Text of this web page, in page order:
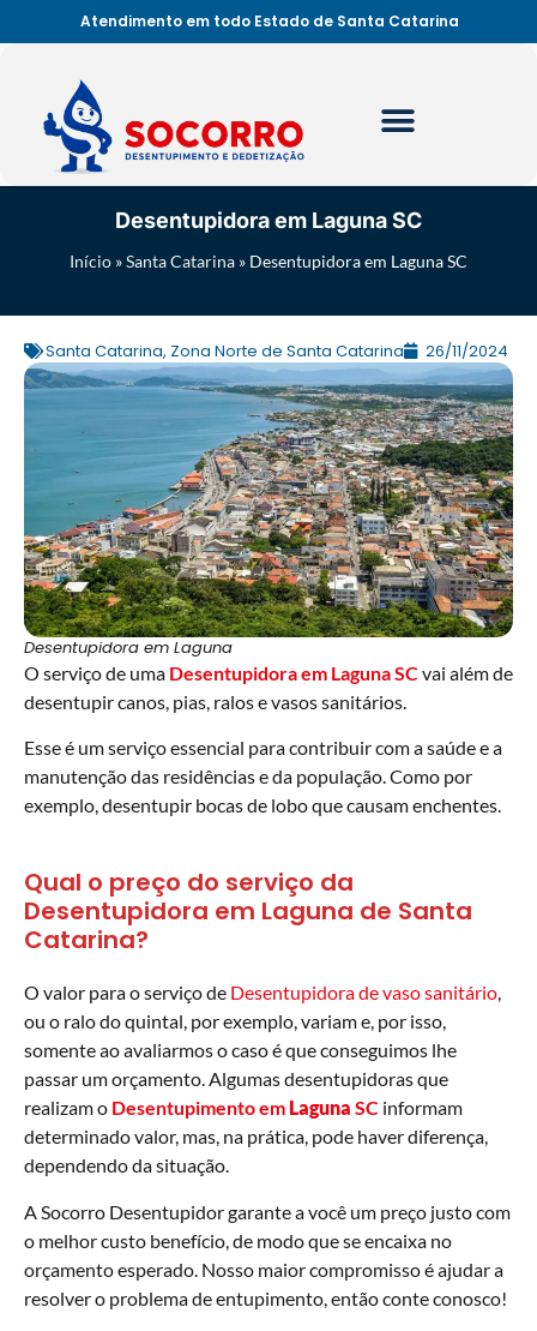
Atendimento em todo Estado de Santa Catarina
Desentupidora em Laguna SC
Início »Santa Catarina » Desentupidora em Laguna SC
Santa Catarina, Zona Norte de Santa Catarina 26/11/2024
Desentupidora em Laguna
O serviço de uma Desentupidoraem LagunaSCvai além de
desentupir canos, pias, ralos e vasos sanitários.
Esse é um serviço essencial para contribuir com a saúde e a
manutenção das residências e da população. Como por
exemplo, desentupir bocas de lobo que causam enchentes.
Qual o preço do serviço da
Desentupidora em Laguna de Santa
Catarina?
O valor para o serviço de Desentupidora de vaso sanitário,
ou o ralo do quintal, por exemplo, variam e, por isso,
somente ao avaliarmos o caso é que conseguimos lhe
passar um orçamento. Algumas desentupidoras que
realizam o Desentupimento em Laguna SC informam
determinado valor, mas, na prática, pode haver diferença,
dependendo da situação.
A Socorro Desentupidor garante a você um preço justo com
o melhor custo benefício, de modo que se encaixa no
orçamento esperado. Nosso maior compromisso é ajudar a
resolver o problema de entupimento, então conte conosco!